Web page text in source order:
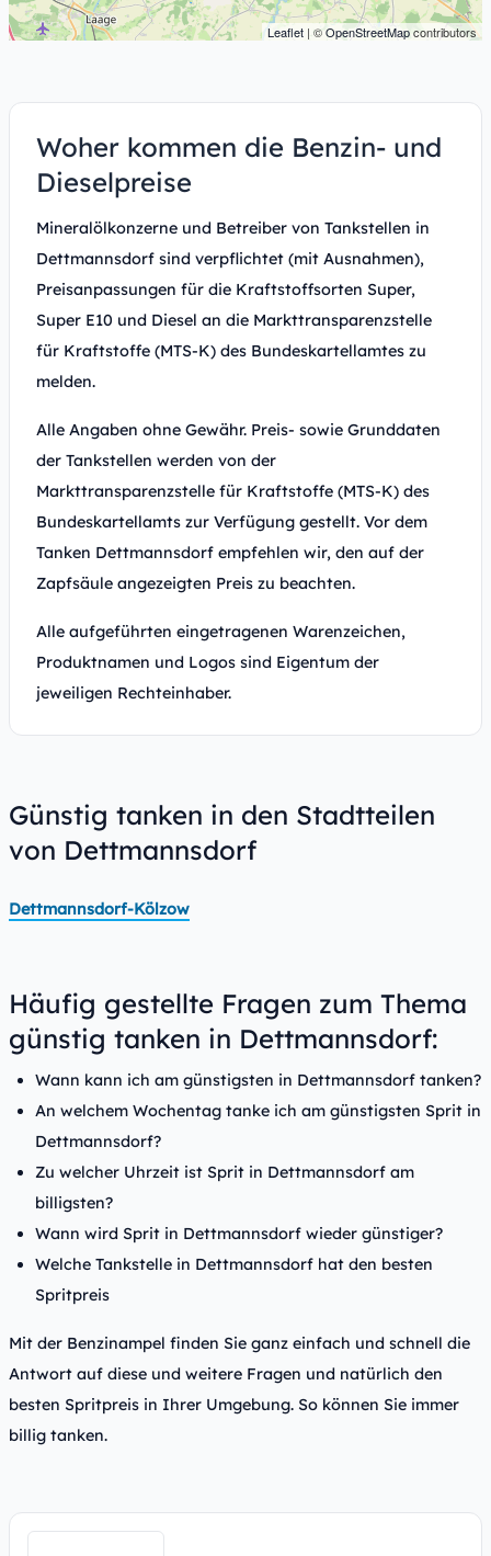
Leaflet | ©OpenStreetMapcontributors
Woher kommen die Benzin- und
Dieselpreise
Mineralölkonzerne und Betreiber von Tankstellen in
Dettmannsdorf sind verpflichtet (mit Ausnahmen),
Preisanpassungen für die Kraftstoffsorten Super,
Super E10 und Diesel an die Markttransparenzstelle
für Kraftstoffe (MTS-K) des Bundeskartellamtes zu
melden.
Alle Angaben ohne Gewähr. Preis- sowie Grunddaten
der Tankstellen werden von der
Markttransparenzstelle für Kraftstoffe (MTS-K) des
Bundeskartellamts zur Verfügung gestellt. Vor dem
Tanken Dettmannsdorf empfehlen wir, den auf der
Zapfsäule angezeigten Preis zu beachten.
Alle aufgeführten eingetragenen Warenzeichen,
Produktnamen und Logos sind Eigentum der
jeweiligen Rechteinhaber.
Günstig tanken in den Stadtteilen
von Dettmannsdorf
Dettmannsdorf-Kölzow
Häufig gestellte Fragen zum Thema
günstig tanken in Dettmannsdorf:
Wann kann ich am günstigsten in Dettmannsdorf tanken?
An welchem Wochentag tanke ich am günstigsten Sprit in
Dettmannsdorf?
Zu welcher Uhrzeit ist Sprit in Dettmannsdorf am
billigsten?
Wann wird Sprit in Dettmannsdorf wieder günstiger?
Welche Tankstelle in Dettmannsdorf hat den besten
Spritpreis
Mit der Benzinampel finden Sie ganz einfach und schnell die
Antwort auf diese und weitere Fragen und natürlich den
besten Spritpreis in Ihrer Umgebung. So können Sie immer
billig tanken.